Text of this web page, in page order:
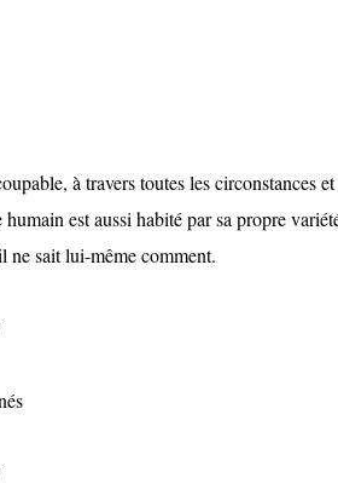
à travers toutes les circonstances et
est aussi habité par sa propre
ne sait lui-même comment.